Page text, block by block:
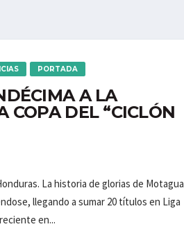
PORTADA
A LA
COPA DEL “CICLÓN
La historia de glorias de Motagua
llegando a sumar 20 títulos en Liga
en...